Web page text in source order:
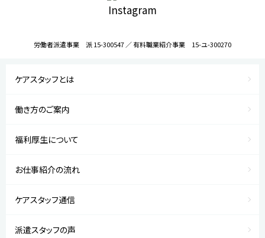
労働者派遣事業 派 15-300547 ／ 有料職業紹介事業 15-ユ-300270
ケアスタッフとは
働き方のご案内
福利厚生について
お仕事紹介の流れ
ケアスタッフ通信
派遣スタッフの声